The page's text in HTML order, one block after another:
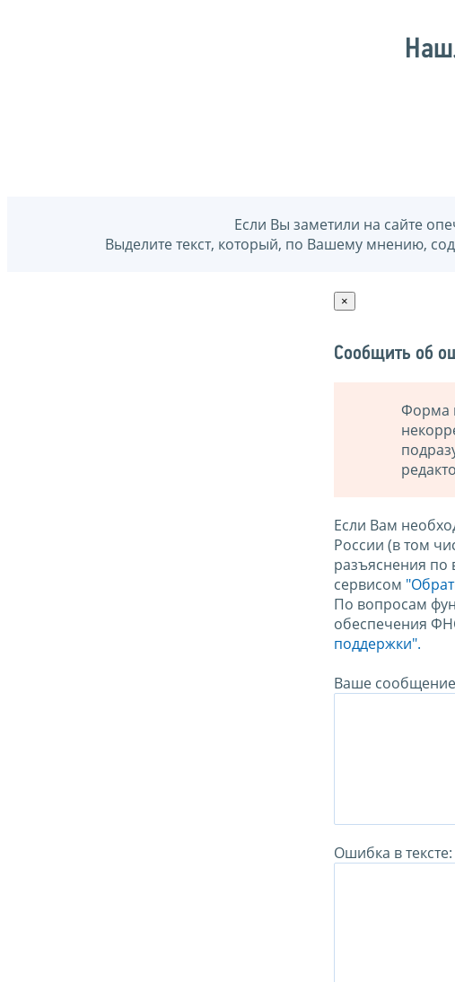
Если Вы заметили на сайте
Выделите текст, который, по Вашему мнению,
×
Сообщить об
Форма
Если Вам
России (в том
разъяснения по
сервисом
По вопросам
обеспечения
поддержки".
Ваше
Ошибка в тексте: